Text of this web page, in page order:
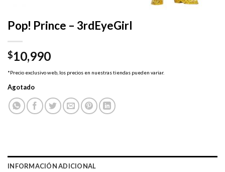
Pop! Prince – 3rdEyeGirl
$10,990
*Precio exclusivo web, los precios en nuestras tiendas pueden variar.
Agotado
INFORMACIÓN ADICIONAL